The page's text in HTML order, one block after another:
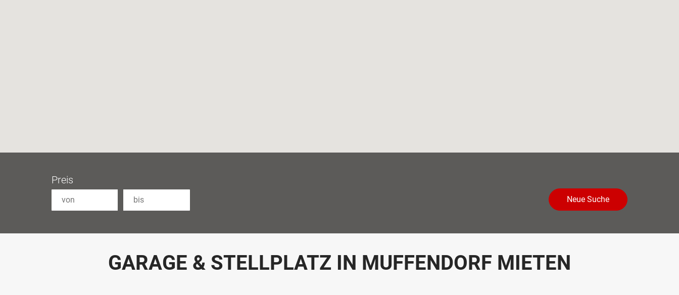
Preis
Neue Suche
GARAGE & STELLPLATZ IN MUFFENDORF MIETEN